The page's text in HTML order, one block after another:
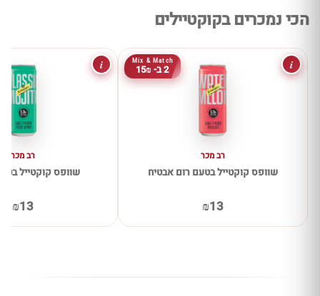
הכי נמכרים בקוקטיילים
רב מכר
שוופס קוקטייל בטעם רום אבטיח
₪13
Mix & Match
2 ב- 15₪ i
רב מכר
שוופס קוקטייל
₪13
i